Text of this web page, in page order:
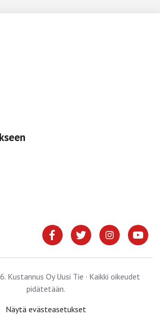
Kustannus Oy Uusi Tie · Kaikki oikeudet
pidätetään.
Näytä evästeasetukset